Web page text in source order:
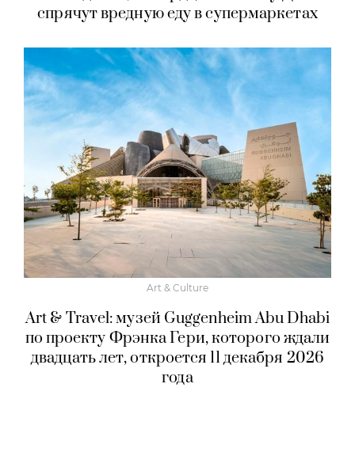
спрячут вредную еду в супермаркетах
Art & Culture
Art & Travel: музей Guggenheim Abu Dhabi
по проекту Фрэнка Гери, которого ждали
двадцать лет, откроется 11 декабря 2026
года